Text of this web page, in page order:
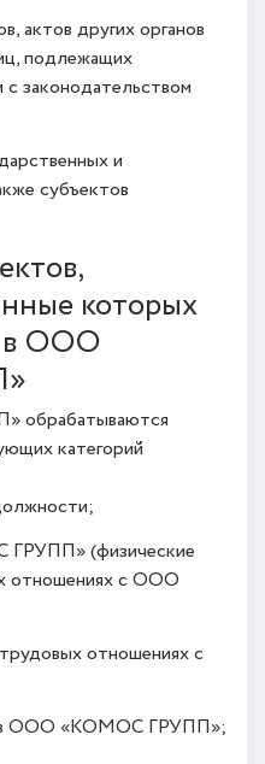
актов других органов
подлежащих
законодательством
и
субъектов
которых
в ООО
категорий
(физические
отношениях с ООО
отношениях с
ООО «КОМОС ГРУПП»;